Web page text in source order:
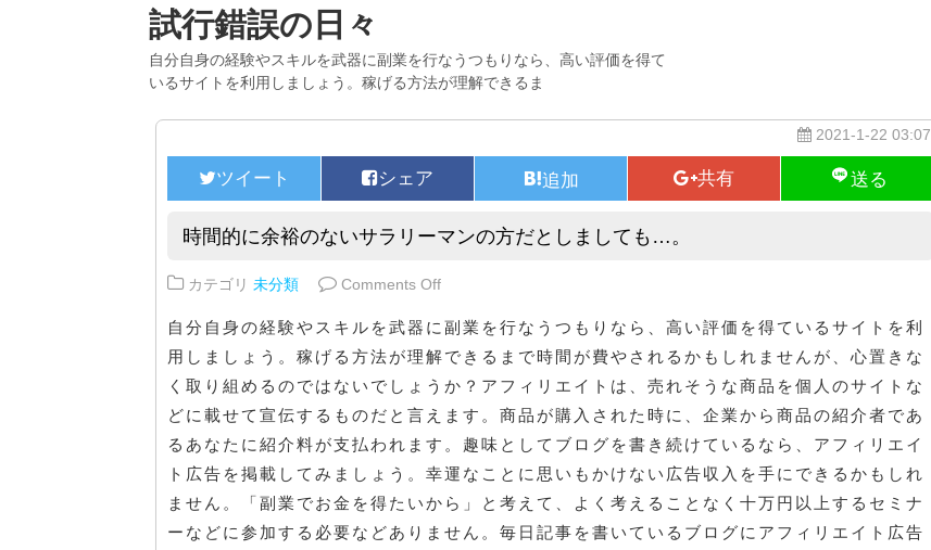
試行錯誤の日々
自分自身の経験やスキルを武器に副業を行なうつもりなら、高い評価を得て
いるサイトを利用しましょう。稼げる方法が理解できるま
2021-1-22 03:07
時間的に余裕のないサラリーマンの方だとしましても…。
カテゴリ 未分類 Comments Offon 時間的に余裕のないサラリーマンの方だとしましても…。
自分自身の経験やスキルを武器に副業を行なうつもりなら、高い評価を得ているサイトを利
用しましょう。稼げる方法が理解できるまで時間が費やされるかもしれませんが、心置きな
く取り組めるのではないでしょうか？アフィリエイトは、売れそうな商品を個人のサイトな
どに載せて宣伝するものだと言えます。商品が購入された時に、企業から商品の紹介者であ
るあなたに紹介料が支払われます。趣味としてブログを書き続けているなら、アフィリエイ
ト広告を掲載してみましょう。幸運なことに思いもかけない広告収入を手にできるかもしれ
ません。「副業でお金を得たいから」と考えて、よく考えることなく十万円以上するセミナ
ーなどに参加する必要などありません。毎日記事を書いているブログにアフィリエイト広告